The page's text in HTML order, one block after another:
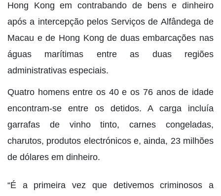
Hong Kong em contrabando de bens e dinheiro
após a intercepção pelos Serviços de Alfândega de
Macau e de Hong Kong de duas embarcações nas
águas marítimas entre as duas regiões
administrativas especiais.
Quatro homens entre os 40 e os 76 anos de idade
encontram-se entre os detidos. A carga incluía
garrafas de vinho tinto, carnes congeladas,
charutos, produtos electrónicos e, ainda, 23 milhões
de dólares em dinheiro.
“É a primeira vez que detivemos criminosos a